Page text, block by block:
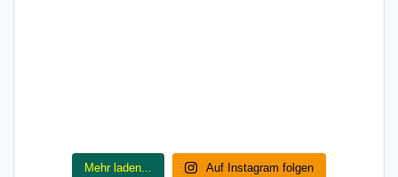
Mehr laden... Auf Instagram folgen